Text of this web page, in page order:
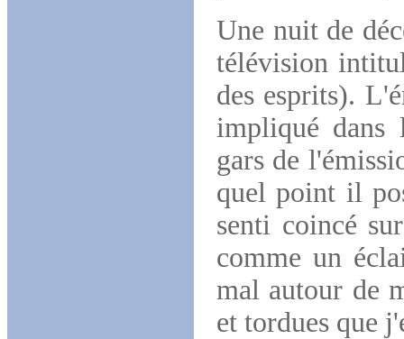
Une nuit de
télévision
des esprits).
impliqué dans
gars de
quel point il
senti coincé
comme un
mal autour de
et tordues que